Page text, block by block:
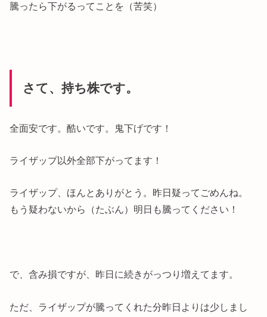
騰ったら下がるってことを（苦笑）
さて、持ち株です。
全面安です。酷いです。鬼下げです！
ライザップ以外全部下がってます！
ライザップ、ほんとありがとう。昨日疑ってごめんね。
もう疑わないから（たぶん）明日も騰ってください！
で、含み損ですが、昨日に続きがっつり増えてます。
ただ、ライザップが騰ってくれた分昨日よりは少しまし